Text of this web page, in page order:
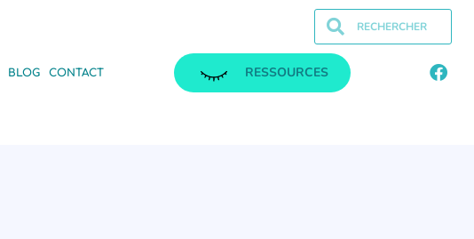
BLOG CONTACT RESSOURCES